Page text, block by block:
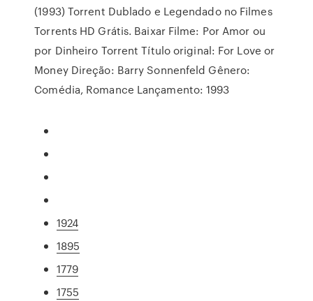
(1993) Torrent Dublado e Legendado no Filmes
Torrents HD Grátis. Baixar Filme: Por Amor ou
por Dinheiro Torrent Título original: For Love or
Money Direção: Barry Sonnenfeld Gênero:
Comédia, Romance Lançamento: 1993
1924
1895
1779
1755